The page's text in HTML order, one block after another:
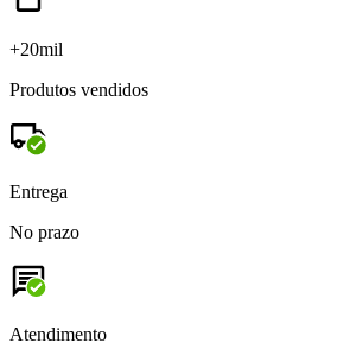
+20mil
Produtos vendidos
Entrega
No prazo
Atendimento